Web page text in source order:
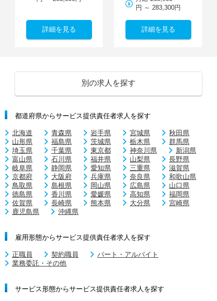
詳細を見る
円 ～ 283,300円
詳細を見る
別の求人を探す
都道府県からサービス提供責任者求人を探す
北海道 青森県 岩手県 宮城県
秋田県
山形県
福島県 茨城県 栃木県
群馬県
埼玉県
千葉県 東京都 神奈川県
新潟県
富山県
石川県 福井県 山梨県
長野県
岐阜県
静岡県 愛知県 三重県
滋賀県
京都府
大阪府 兵庫県 奈良県
和歌山県
鳥取県
島根県 岡山県 広島県
山口県
徳島県
香川県 愛媛県 高知県
福岡県
佐賀県
長崎県 熊本県 大分県
宮崎県
鹿児島県
沖縄県
雇用形態からサービス提供責任者求人を探す
正職員 契約職員
パート・アルバイト
業務委託・その他
サービス形態からサービス提供責任者求人を探す